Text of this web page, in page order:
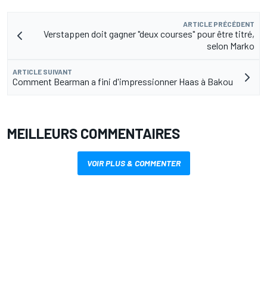
ARTICLE PRÉCÉDENT
Verstappen doit gagner "deux courses" pour être titré,
selon Marko
ARTICLE SUIVANT
Comment Bearman a fini d'impressionner Haas à Bakou
MEILLEURS COMMENTAIRES
VOIR PLUS & COMMENTER